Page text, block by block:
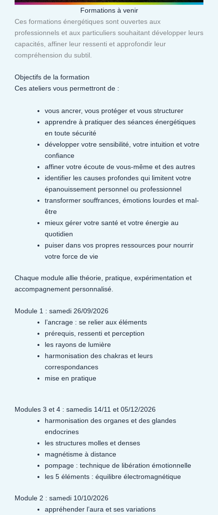
Formations à venir
Ces formations énergétiques sont ouvertes aux
professionnels et aux particuliers souhaitant développer leurs
capacités, affiner leur ressenti et approfondir leur
compréhension du subtil.​
Objectifs de la formation
Ces ateliers vous permettront de :
vous ancrer, vous protéger et vous structurer
apprendre à pratiquer des séances énergétiques
en toute sécurité
développer votre sensibilité, votre intuition et votre
confiance
affiner votre écoute de vous-même et des autres
identifier les causes profondes qui limitent votre
épanouissement personnel ou professionnel
transformer souffrances, émotions lourdes et mal-
être
mieux gérer votre santé et votre énergie au
quotidien
puiser dans vos propres ressources pour nourrir
votre force de vie
Chaque module allie théorie, pratique, expérimentation et
accompagnement personnalisé.
Module 1 : samedi 26/09/2026
l’ancrage : se relier aux éléments
prérequis, ressenti et perception
les rayons de lumière
harmonisation des chakras et leurs
correspondances
mise en pratique
Modules 3 et 4 : samedis 14/11 et 05/12/2026
harmonisation des organes et des glandes
endocrines
les structures molles et denses
magnétisme à distance
pompage : technique de libération émotionnelle
les 5 éléments : équilibre électromagnétique
Module 2 : samedi 10/10/2026
appréhender l’aura et ses variations